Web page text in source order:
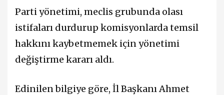
Parti yönetimi, meclis grubunda olası
istifaları durdurup komisyonlarda temsil
hakkını kaybetmemek için yönetimi
değiştirme kararı aldı.
Edinilen bilgiye göre, İl Başkanı Ahmet